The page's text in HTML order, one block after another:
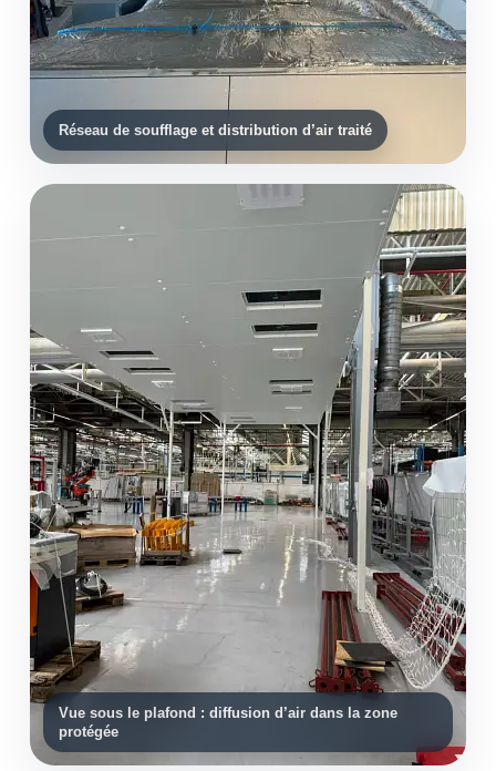
Réseau de soufflage et distribution d’air traité
Vue sous le plafond : diffusion d’air dans la zone
protégée